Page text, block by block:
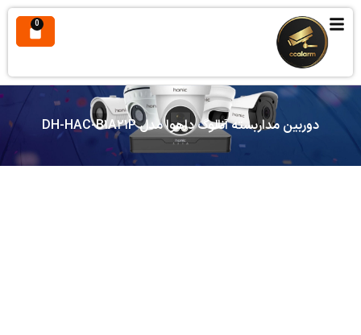
0
دوربین مداربسته آنالوگ داهوا مدل DH-HAC-B۱A۲۱P